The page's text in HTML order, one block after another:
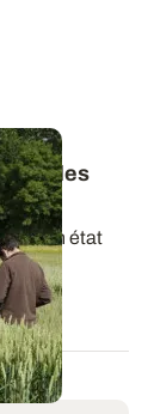
les
un état